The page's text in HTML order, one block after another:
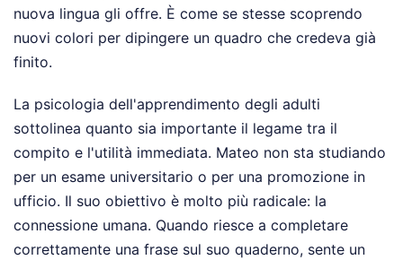
nuova lingua gli offre. È come se stesse scoprendo
nuovi colori per dipingere un quadro che credeva già
finito.
La psicologia dell'apprendimento degli adulti
sottolinea quanto sia importante il legame tra il
compito e l'utilità immediata. Mateo non sta studiando
per un esame universitario o per una promozione in
ufficio. Il suo obiettivo è molto più radicale: la
connessione umana. Quando riesce a completare
correttamente una frase sul suo quaderno, sente un